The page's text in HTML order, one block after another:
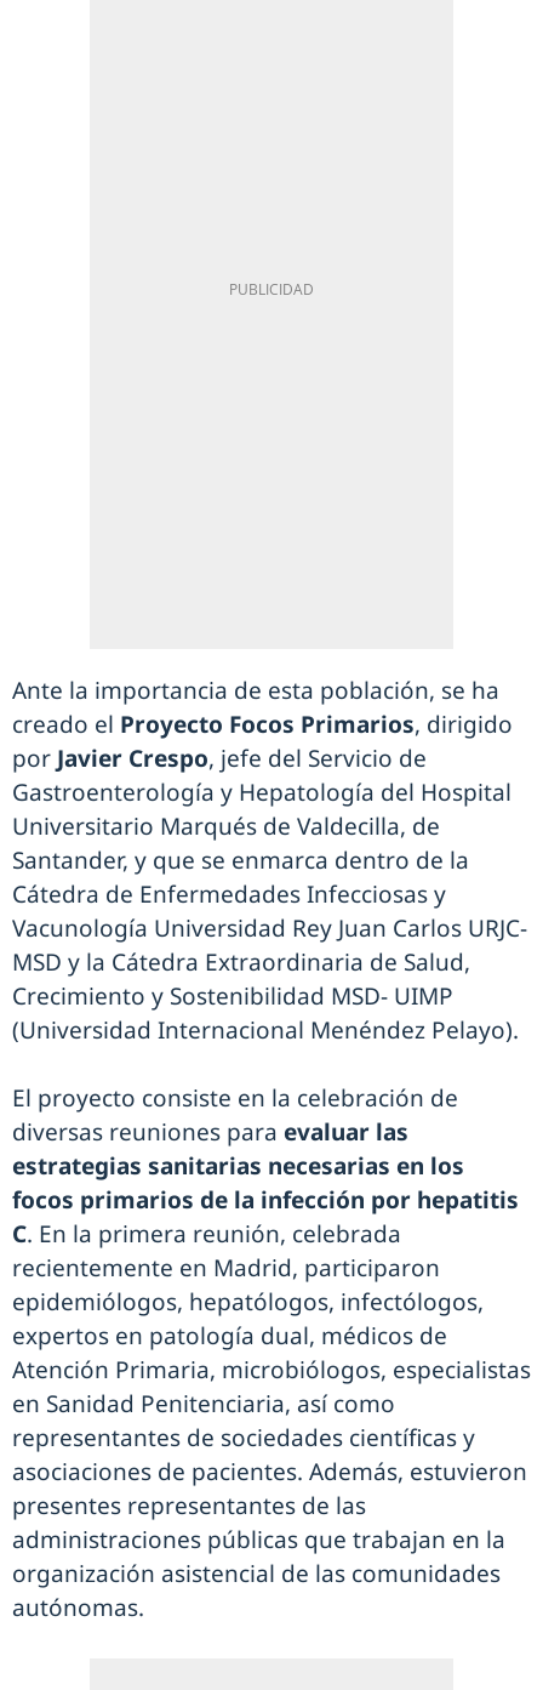
Ante la importancia de esta población, se ha
creado el Proyecto Focos Primarios, dirigido
por Javier Crespo, jefe del Servicio de
Gastroenterología y Hepatología del Hospital
Universitario Marqués de Valdecilla, de
Santander, y que se enmarca dentro de la
Cátedra de Enfermedades Infecciosas y
Vacunología Universidad Rey Juan Carlos URJC-
MSD y la Cátedra Extraordinaria de Salud,
Crecimiento y Sostenibilidad MSD- UIMP
(Universidad Internacional Menéndez Pelayo).
El proyecto consiste en la celebración de
diversas reuniones para evaluar las
estrategias sanitarias necesarias en los
focos primarios de la infección por hepatitis
C. En la primera reunión, celebrada
recientemente en Madrid, participaron
epidemiólogos, hepatólogos, infectólogos,
expertos en patología dual, médicos de
Atención Primaria, microbiólogos, especialistas
en Sanidad Penitenciaria, así como
representantes de sociedades científicas y
asociaciones de pacientes. Además, estuvieron
presentes representantes de las
administraciones públicas que trabajan en la
organización asistencial de las comunidades
autónomas.